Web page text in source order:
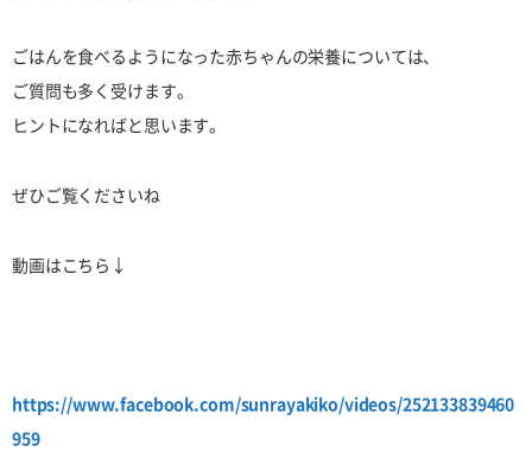
ごはんを食べるようになった赤ちゃんの栄養については、
ご質問も多く受けます。
ヒントになればと思います。
ぜひご覧くださいね
動画はこちら↓
https://www.facebook.com/sunrayakiko/videos/252133839460
959